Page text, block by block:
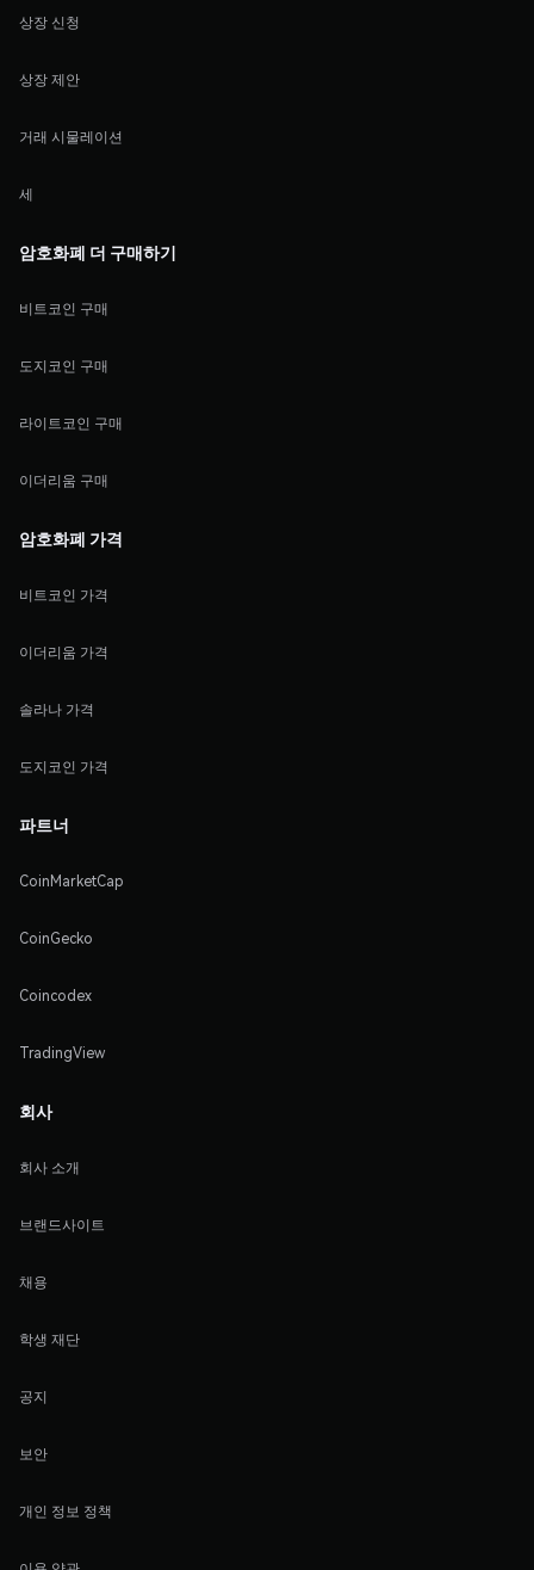
상장 신청
상장 제안
거래 시물레이션
세
암호화폐 더 구매하기
비트코인 구매
도지코인 구매
라이트코인 구매
이더리움 구매
암호화폐 가격
비트코인 가격
이더리움 가격
솔라나 가격
도지코인 가격
파트너
CoinMarketCap
CoinGecko
Coincodex
TradingView
회사
회사 소개
브랜드사이트
채용
학생 재단
공지
보안
개인 정보 정책